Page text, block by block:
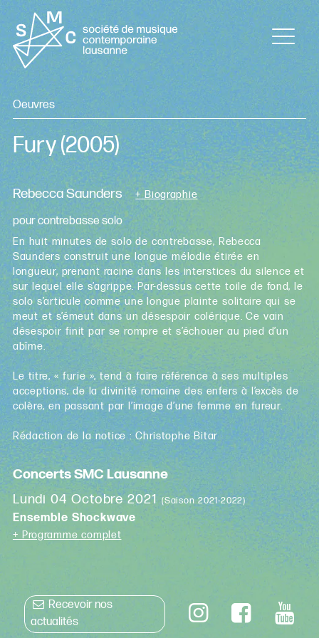
Oeuvres
Fury(2005)
Rebecca Saunders + Biographie
pour contrebasse solo
En huit minutes de solo de contrebasse, Rebecca
Saunders construit une longue mélodie étirée en
longueur, prenant racine dans les interstices du silence et
sur lequel elle s’agrippe. Par-dessus cette toile de fond, le
solo s’articule comme une longue plainte solitaire qui se
meut et s’émeut dans un désespoir colérique. Ce vain
désespoir finit par se rompre et s’échouer au pied d’un
abîme.
Le titre, « furie », tend à faire référence à ses multiples
acceptions, de la divinité romaine des enfers à l’excès de
colère, en passant par l’image d’une femme en fureur.
Rédaction de la notice : Christophe Bitar
Concerts SMC Lausanne
Lundi 04 Octobre 2021(Saison 2021-2022)
Ensemble Shockwave
+ Programme complet
Recevoir nos
actualités